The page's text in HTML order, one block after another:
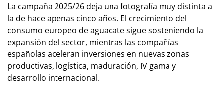
La campaña 2025/26 deja una fotografía muy distinta a
la de hace apenas cinco años. El crecimiento del
consumo europeo de aguacate sigue sosteniendo la
expansión del sector, mientras las compañías
españolas aceleran inversiones en nuevas zonas
productivas, logística, maduración, IV gama y
desarrollo internacional.